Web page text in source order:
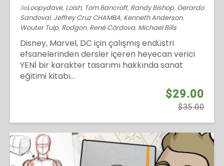
ileLoopydave, Loish, Tom Bancroft, Randy Bishop, Gerardo
Sandoval, Jeffrey Cruz CHAMBA, Kenneth Anderson,
Wouter Tulp, Rodgon, René Córdova, Michael Bills
Disney, Marvel, DC için çalışmış endüstri
efsanelerinden dersler içeren heyecan verici
YENİ bir karakter tasarımı hakkında sanat
eğitimi kitabı...
$29.00
$35.00